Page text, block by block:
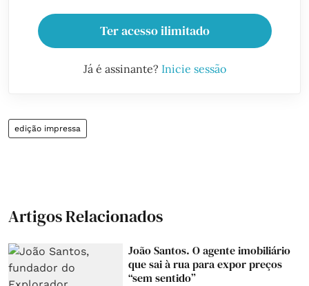
Ter acesso ilimitado
Já é assinante? Inicie sessão
edição impressa
Artigos Relacionados
João Santos. O agente imobiliário
que sai à rua para expor preços
“sem sentido”